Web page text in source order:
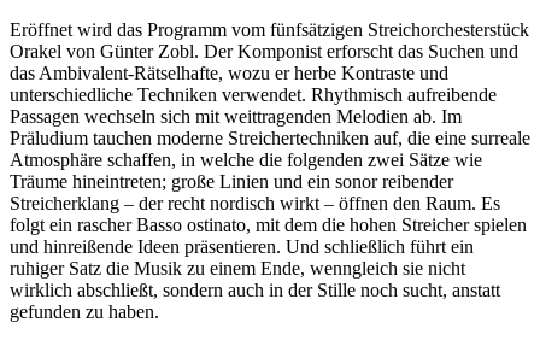
Eröffnet wird das Programm vom fünfsätzigen Streichorchesterstück
Orakel von Günter Zobl. Der Komponist erforscht das Suchen und
das Ambivalent-Rätselhafte, wozu er herbe Kontraste und
unterschiedliche Techniken verwendet. Rhythmisch aufreibende
Passagen wechseln sich mit weittragenden Melodien ab. Im
Präludium tauchen moderne Streichertechniken auf, die eine surreale
Atmosphäre schaffen, in welche die folgenden zwei Sätze wie
Träume hineintreten; große Linien und ein sonor reibender
Streicherklang – der recht nordisch wirkt – öffnen den Raum. Es
folgt ein rascher Basso ostinato, mit dem die hohen Streicher spielen
und hinreißende Ideen präsentieren. Und schließlich führt ein
ruhiger Satz die Musik zu einem Ende, wenngleich sie nicht
wirklich abschließt, sondern auch in der Stille noch sucht, anstatt
gefunden zu haben.